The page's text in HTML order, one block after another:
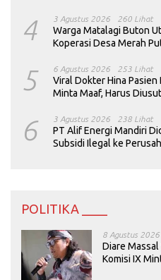
4 3 Agustus 2026 260 Lihat
Warga Matalagi Buton
Koperasi Desa Merah
5 6 Agustus 2026 253 Lihat
Viral Dokter Hina Pasien
Minta Maaf, Harus
6 3 Agustus 2026 238 Lihat
PT Alif Energi Mandiri
Subsidi Ilegal ke
POLITIKA ____
8 Agustus 2026
Diare Massal
Komisi IX